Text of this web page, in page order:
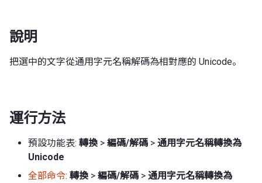
說明
把選中的文字從通用字元名稱解碼為相對應的 Unicode。
運行方法
預設功能表: 轉換 > 編碼/解碼 > 通用字元名稱轉換為
Unicode
全部命令: 轉換 > 編碼/解碼 > 通用字元名稱轉換為